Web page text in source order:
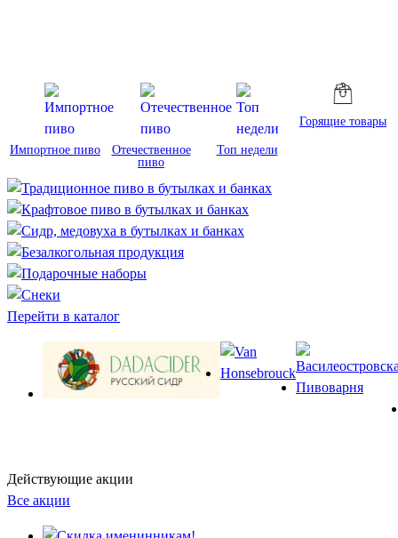
Импортное пиво
Отечественное
пиво
Топ недели
Горящие товары
Перейти в каталог
Действующие акции
Все акции